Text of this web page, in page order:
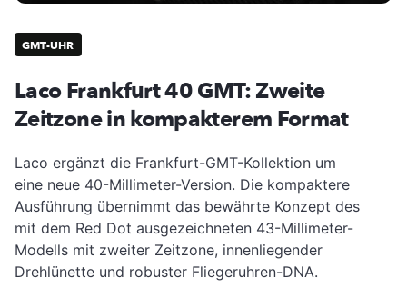
GMT-UHR
Laco Frankfurt 40 GMT: Zweite
Zeitzone in kompakterem Format
Laco ergänzt die Frankfurt-GMT-Kollektion um
eine neue 40-Millimeter-Version. Die kompaktere
Ausführung übernimmt das bewährte Konzept des
mit dem Red Dot ausgezeichneten 43-Millimeter-
Modells mit zweiter Zeitzone, innenliegender
Drehlünette und robuster Fliegeruhren-DNA.